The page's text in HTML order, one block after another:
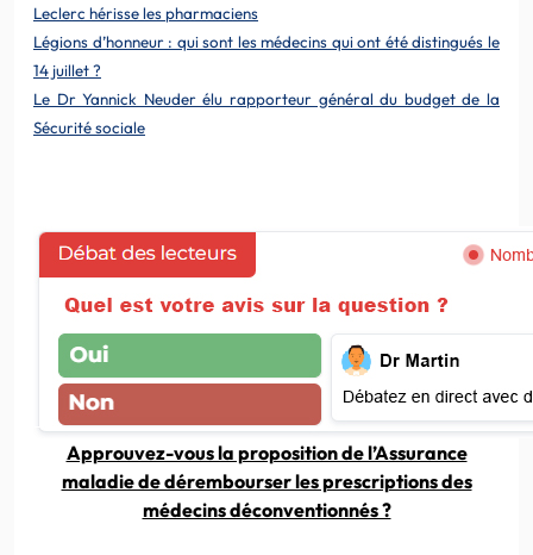
Leclerc hérisse les pharmaciens
Légions d’honneur : qui sont les médecins qui ont été distingués le
14 juillet ?
Le Dr Yannick Neuder élu rapporteur général du budget de la
Sécurité sociale
Approuvez-vous la proposition de l’Assurance
maladie de dérembourser les prescriptions des
médecins déconventionnés ?